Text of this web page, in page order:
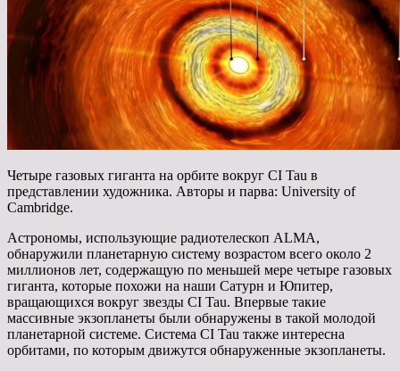
Четыре газовых гиганта на орбите вокруг CI Tau в
представлении художника. Авторы и парва: University of
Cambridge.
Астрономы, использующие радиотелескоп ALMA,
обнаружили планетарную систему возрастом всего около 2
миллионов лет, содержащую по меньшей мере четыре газовых
гиганта, которые похожи на наши Сатурн и Юпитер,
вращающихся вокруг звезды CI Tau. Впервые такие
массивные экзопланеты были обнаружены в такой молодой
планетарной системе. Система CI Tau также интересна
орбитами, по которым движутся обнаруженные экзопланеты.